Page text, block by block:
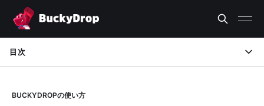
目次
BUCKYDROPの使い方